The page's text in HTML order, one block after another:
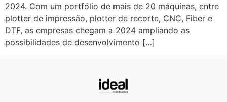
2024. Com um portfólio de mais de 20 máquinas, entre
plotter de impressão, plotter de recorte, CNC, Fiber e
DTF, as empresas chegam a 2024 ampliando as
possibilidades de desenvolvimento […]